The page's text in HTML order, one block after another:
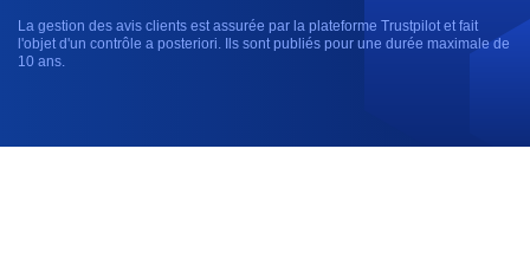
La gestion des avis clients est assurée par la plateforme Trustpilot et fait
l'objet d'un contrôle a posteriori. Ils sont publiés pour une durée maximale de
10 ans.